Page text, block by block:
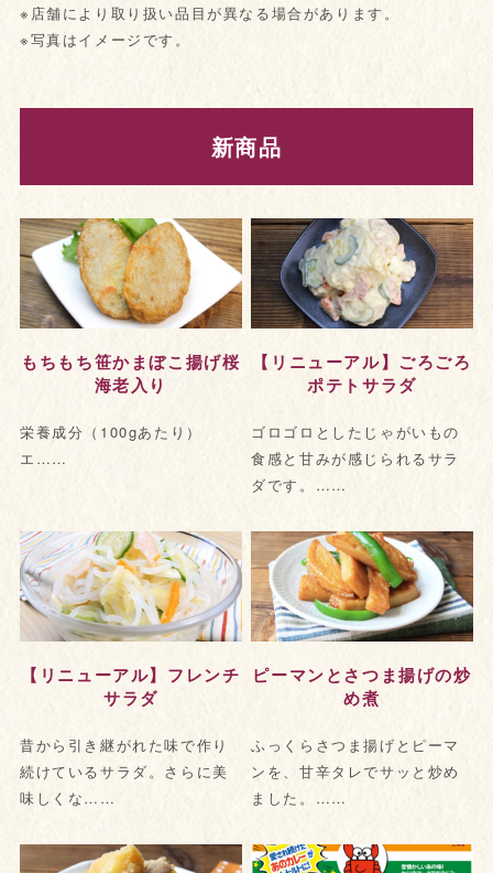
※店舗により取り扱い品目が異なる場合があります。
※写真はイメージです。
新商品
もちもち笹かまぼこ揚げ桜
海老入り
栄養成分（100gあたり）
エ……
【リニューアル】ごろごろ
ポテトサラダ
ゴロゴロとしたじゃがいもの
食感と甘みが感じられるサラ
ダです。……
【リニューアル】フレンチ
サラダ
昔から引き継がれた味で作り
続けているサラダ。さらに美
味しくな……
ピーマンとさつま揚げの炒
め煮
ふっくらさつま揚げとピーマ
ンを、甘辛タレでサッと炒め
ました。……